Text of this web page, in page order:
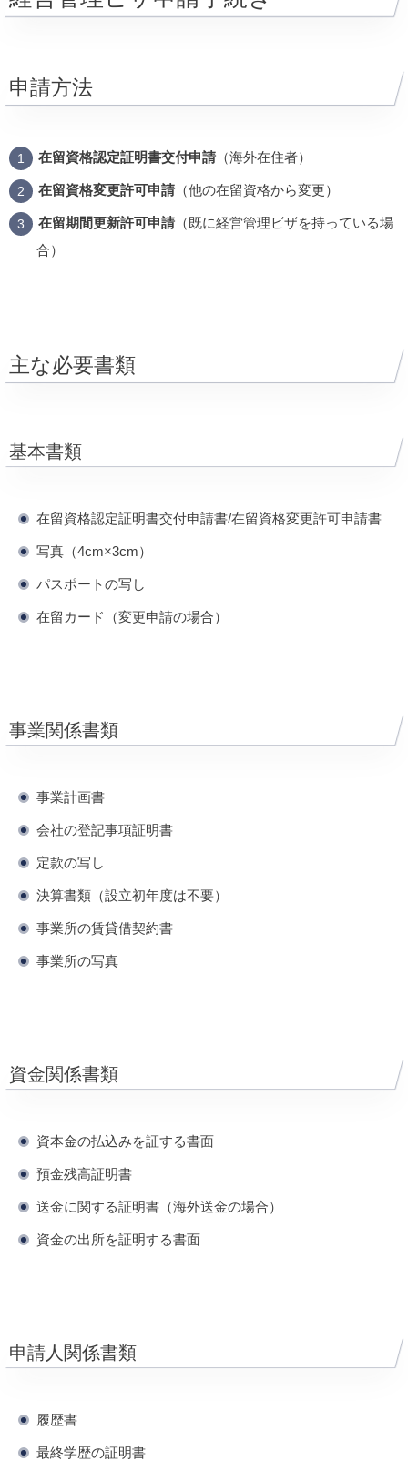
申請方法
在留資格認定証明書交付申請 （海外在住者）
在留資格変更許可申請 （他の在留資格から変更）
在留期間更新許可申請 （既に経営管理ビザを持っている場
合）
主な必要書類
基本書類
在留資格認定証明書交付申請書/在留資格変更許可申請書
写真（4cm×3cm）
パスポートの写し
在留カード（変更申請の場合）
事業関係書類
事業計画書
会社の登記事項証明書
定款の写し
決算書類（設立初年度は不要）
事業所の賃貸借契約書
事業所の写真
資金関係書類
資本金の払込みを証する書面
預金残高証明書
送金に関する証明書（海外送金の場合）
資金の出所を証明する書面
申請人関係書類
履歴書
最終学歴の証明書